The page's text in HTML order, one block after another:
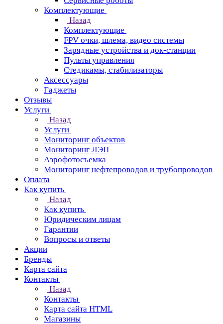
Комплектующие
Назад
Комплектующие
FPV очки, шлема, видео системы
Зарядные устройства и док-станции
Пульты управления
Стедикамы, стабилизаторы
Аксессуары
Гаджеты
Отзывы
Услуги
Назад
Услуги
Мониторинг объектов
Мониторинг ЛЭП
Аэрофотосъемка
Мониторинг нефтепроводов и трубопроводов
Оплата
Как купить
Назад
Как купить
Юридическим лицам
Гарантии
Вопросы и ответы
Акции
Бренды
Карта сайта
Контакты
Назад
Контакты
Карта сайта HTML
Магазины